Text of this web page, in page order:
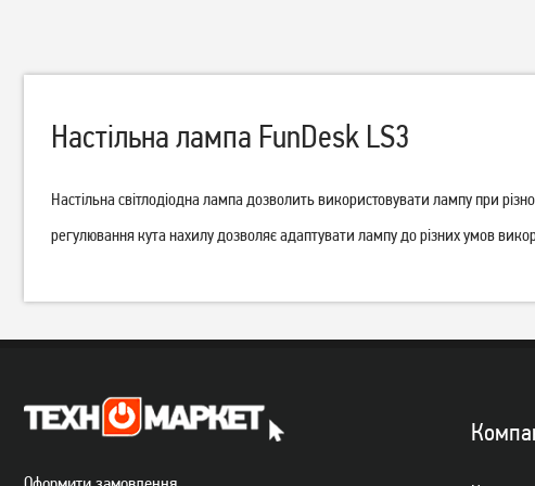
вбудованим акумулятором
1 389грн
1 109грн
вбудованим акумулятором
739грн
589грн
Настільна лампа FunDesk LS3
Настільна світлодіодна лампа дозволить використовувати лампу при
регулювання кута нахилу дозволяє адаптувати лампу до різних умов